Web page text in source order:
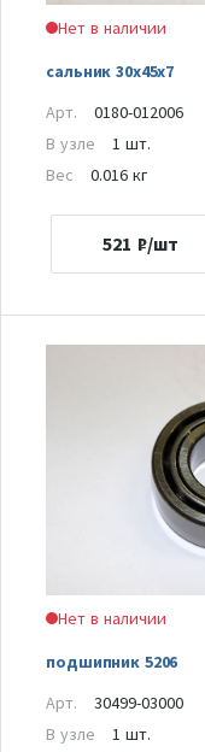
Нет в наличии
сальник 30х45х7
Арт.
0180-012006
В узле
1 шт.
Вес
0.016 кг
521 ₽/шт
Нет в наличии
подшипник 5206
Арт.
30499-03000
В узле
1 шт.